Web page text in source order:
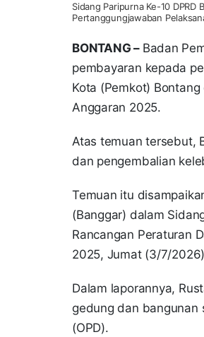
Sidang Paripurna Ke-10
Pertanggungjawaban
BONTANG – Badan
pembayaran kepada
Kota (Pemkot)
Anggaran 2025.
Atas temuan tersebut,
dan pengembalian
Temuan itu
(Banggar) dalam
Rancangan Peraturan
2025, Jumat (3/7/
Dalam laporannya,
gedung dan bangunan
(OPD).